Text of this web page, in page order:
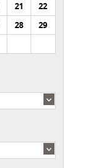
21
22
28
29